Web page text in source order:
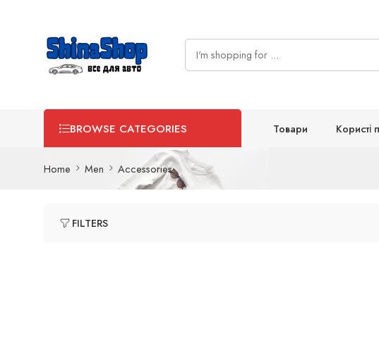
BROWSE CATEGORIES Товари Користі
Home Men Accessories
FILTERS